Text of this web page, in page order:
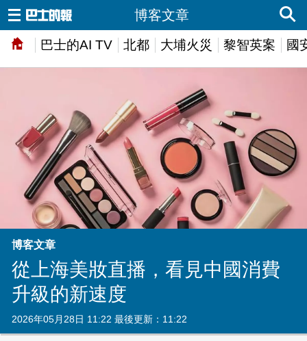
巴士的AI TV 北都 大埔火災 黎智英案 國
博客文章
博客文章
從上海美妝直播，看見中國消費
升級的新速度
2026年05月28日 11:22 最後更新：11:22